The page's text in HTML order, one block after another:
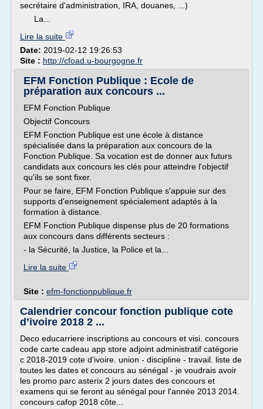
secrétaire d'administration, IRA, douanes, ...)
La...
Lire la suite
Date: 2019-02-12 19:26:53
Site : http://cfoad.u-bourgogne.fr
EFM Fonction Publique : Ecole de
préparation aux concours ...
EFM Fonction Publique
Objectif Concours
EFM Fonction Publique est une école à distance
spécialisée dans la préparation aux concours de la
Fonction Publique. Sa vocation est de donner aux futurs
candidats aux concours les clés pour atteindre l'objectif
qu'ils se sont fixer.
Pour se faire, EFM Fonction Publique s'appuie sur des
supports d'enseignement spécialement adaptés à la
formation à distance.
EFM Fonction Publique dispense plus de 20 formations
aux concours dans différents secteurs :
- la Sécurité, la Justice, la Police et la...
Lire la suite
Site : efm-fonctionpublique.fr
Calendrier concour fonction publique cote
d’ivoire 2018 2 ...
Deco educarriere inscriptions au concours et visi. concours
code carte cadeau app store adjoint administratif catégorie
c 2018-2019 cote d'ivoire. union - discipline - travail. liste de
toutes les dates et concours au sénégal - je voudrais avoir
les promo parc asterix 2 jours dates des concours et
examens qui se feront au sénégal pour l'année 2013 2014.
concours cafop 2018 côte...